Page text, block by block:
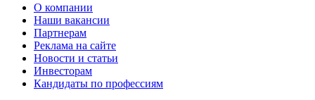
О компании
Наши вакансии
Партнерам
Реклама на сайте
Новости и статьи
Инвесторам
Кандидаты по профессиям